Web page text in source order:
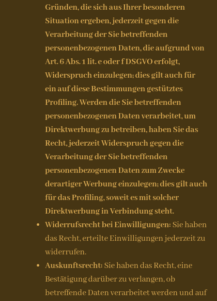
Gründen, die sich aus Ihrer besonderen
Situation ergeben, jederzeit gegen die
Verarbeitung der Sie betreffenden
personenbezogenen Daten, die aufgrund von
Art. 6 Abs. 1 lit. e oder f DSGVO erfolgt,
Widerspruch einzulegen; dies gilt auch für
ein auf diese Bestimmungen gestütztes
Profiling. Werden die Sie betreffenden
personenbezogenen Daten verarbeitet, um
Direktwerbung zu betreiben, haben Sie das
Recht, jederzeit Widerspruch gegen die
Verarbeitung der Sie betreffenden
personenbezogenen Daten zum Zwecke
derartiger Werbung einzulegen; dies gilt auch
für das Profiling, soweit es mit solcher
Direktwerbung in Verbindung steht.
Widerrufsrecht bei Einwilligungen: Sie haben
das Recht, erteilte Einwilligungen jederzeit zu
widerrufen.
Auskunftsrecht: Sie haben das Recht, eine
Bestätigung darüber zu verlangen, ob
betreffende Daten verarbeitet werden und auf